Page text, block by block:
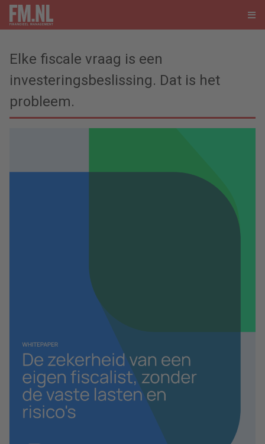
Elke fiscale vraag is een
investeringsbeslissing. Dat is het
probleem.